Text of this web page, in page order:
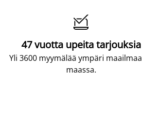

47 vuotta upeita tarjouksia
Yli 3600 myymälää ympäri
maassa.